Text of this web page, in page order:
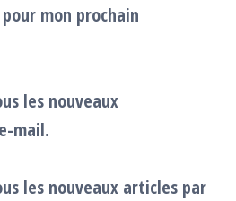
mon prochain
les nouveaux
mail.
les nouveaux articles par